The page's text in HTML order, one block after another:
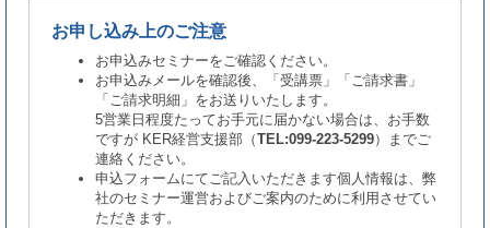
お申し込み上のご注意
お申込みセミナーをご確認ください。
お申込みメールを確認後、「受講票」「ご請求書」
「ご請求明細」をお送りいたします。
5営業日程度たってお手元に届かない場合は、お手数
ですが KER経営支援部（TEL:099-223-5299）までご
連絡ください。
申込フォームにてご記入いただきます個人情報は、弊
社のセミナー運営およびご案内のために利用させてい
ただきます。